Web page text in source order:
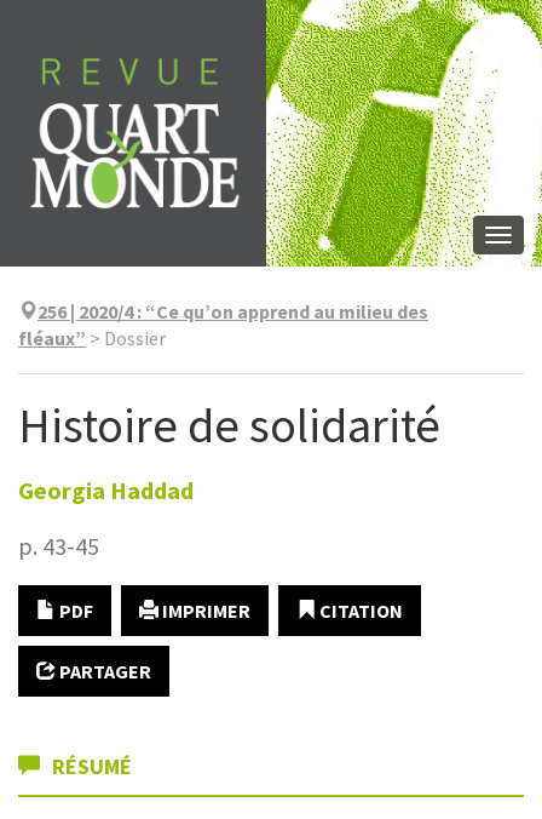
contenu
256 | 2020/4: “Ce qu’on apprend au milieu des
fléaux” > Dossier
Histoire de solidarité
Georgia Haddad
p. 43-45
PDF IMPRIMER CITATION
PARTAGER
RÉSUMÉ